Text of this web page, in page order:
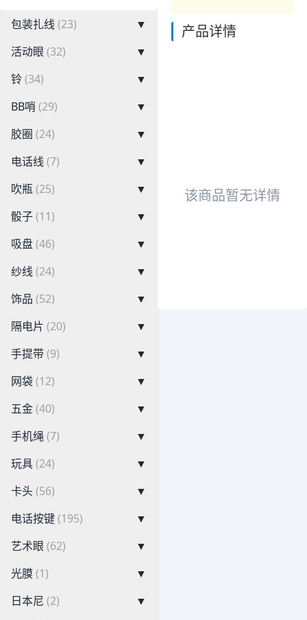
包装扎线(23)
▼
活动眼 (32)
▼
铃(34)
▼
BB哨 (29)
▼
胶圈 (24)
▼
电话线(7)
▼
吹瓶(25)
▼
骰子(11)
▼
吸盘(46)
▼
纱线(24)
▼
饰品 (52)
▼
隔电片 (20)
▼
手提带(9)
▼
网袋(12)
▼
五金(40)
▼
手机绳(7)
▼
玩具(24)
▼
卡头(56)
▼
电话按键(195)
▼
艺术眼 (62)
▼
光膜(1)
▼
日本尼 (2)
▼
产品详情
该商品暂无详情